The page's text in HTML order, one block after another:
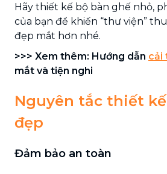
Hãy thiết kế bộ bàn ghế nhỏ,
của bạn để khiến “thư viện”
đẹp mắt hơn nhé.
>>> Xem thêm: Hướng dẫn cải
mắt và tiện nghi
Nguyên tắc thiết
đẹp
Đảm bảo an toàn